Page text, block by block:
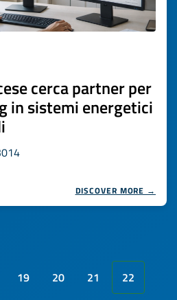
cerca partner per
in sistemi energetici
DISCOVER MORE →
19 20 21
22